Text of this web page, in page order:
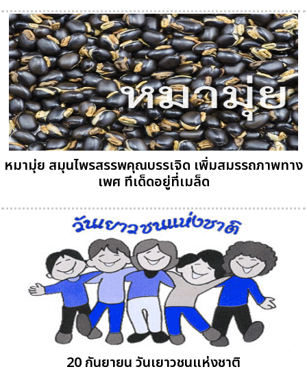
หมามุ่ย สมุนไพรสรรพคุณบรรเจิด เพิ่มสมรรถภาพทาง
เพศ ทีเด็ดอยู่ที่เมล็ด
20 กันยายน วันเยาวชนแห่งชาติ